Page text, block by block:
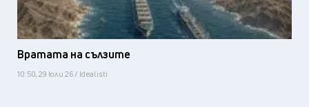
Вратата на сълзите
10:50, 29 юли 26 / Idealisti